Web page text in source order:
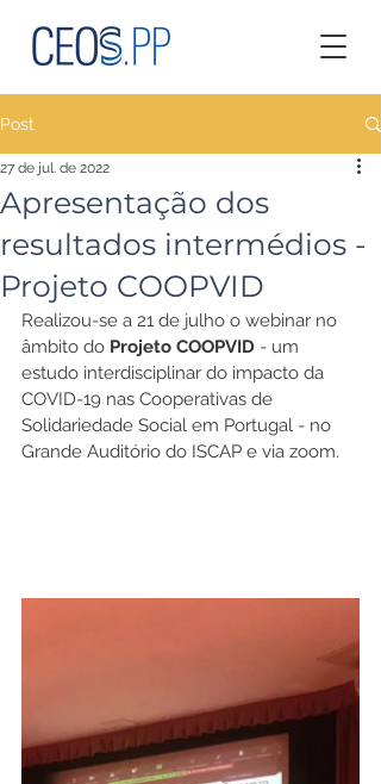
Post
Apresentação dos
resultados intermédios -
Projeto COOPVID
27 de jul. de 2022
Realizou-se a 21 de julho o webinar no
âmbito do Projeto COOPVID - um
estudo interdisciplinar do impacto da
COVID-19 nas Cooperativas de
Solidariedade Social em Portugal - no
Grande Auditório do ISCAP e via zoom.